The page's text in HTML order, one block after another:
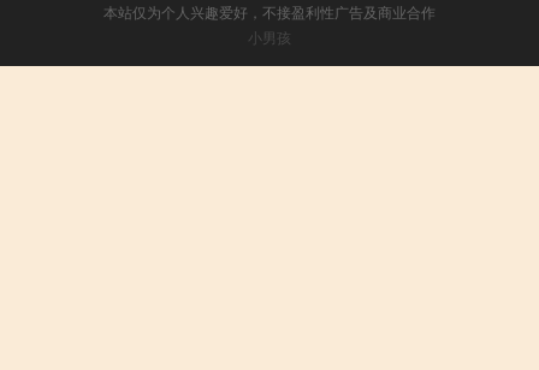
本站仅为个人兴趣爱好，不接盈利性广告及商业合作
小男孩